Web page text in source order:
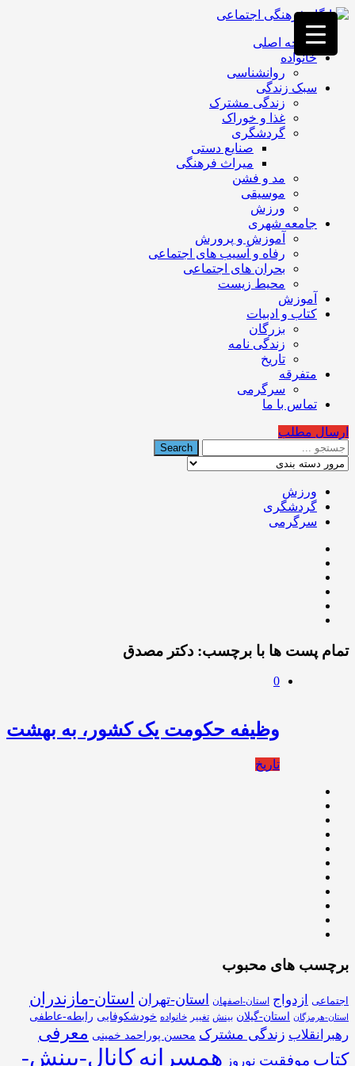
فصد
خون
غرب
تهران
خشکشویی
تصفیه
تهران
صفحه اصلی
خانواده
روانشناسی
سبک زندگی
زندگی مشترک
غذا و خوراک
گردشگری
صنایع دستی
میراث فرهنگی
مد و فشن
موسیقی
ورزش
جامعه شهری
آموزش و پرورش
رفاه و آسیب های اجتماعی
بحران های اجتماعی
محیط زیست
آموزش
کتاب و ادبیات
بزرگان
زندگی نامه
تاریخ
متفرقه
سرگرمی
تماس با ما
ارسال مطلب
ورزش
گردشگری
سرگرمی
تمام پست ها با برچسب: دکتر مصدق
0
وظیفه حکومت یک کشور، به بهشت
تاریخ
برچسب های محبوب
اجتماعی ازدواج استان-اصفهان استان-تهران استان-مازندران
استان-هرمزگان استان-گیلان بینش تغییر خانواده خودشکوفایی رابطه-عاطفی
رهبرانقلاب زندگی مشترک محسن پوراحمد خمینی معرفی
کتاب موفقیت نوروز همسرانهکانال-بینش-